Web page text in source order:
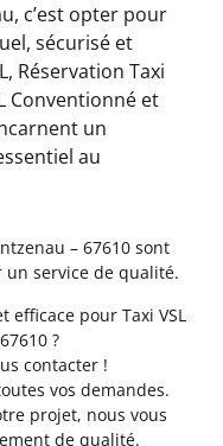
c’est opter pour
sécurisé et
Réservation Taxi
Conventionné et
un
au
– 67610 sont
service de qualité.
efficace pour Taxi VSL
?
contacter !
vos demandes.
projet, nous vous
de qualité.